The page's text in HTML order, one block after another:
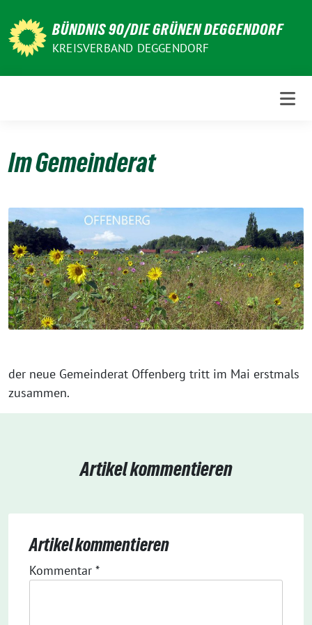
zum
Inhalt
BÜNDNIS 90/DIE GRÜNEN DEGGENDORF
KREISVERBAND DEGGENDORF
Im Gemeinderat
der neue Gemeinderat Offenberg tritt im Mai erstmals
zusammen.
Artikel kommentieren
Artikel kommentieren
Kommentar *